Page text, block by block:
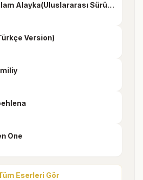
Ya Nabi Salam Alayka(Uluslararası Sürüm)
Version)
One
Eserleri Gör